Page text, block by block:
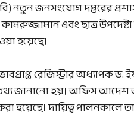
নতুন জনসংযোগ দপ্তরের
এবং ছাত্র
হয়েছে।
রেজিস্ট্রার
জানানো হয়। অফিস আদেশ
হয়েছে। দায়িত্ব পালনকালে